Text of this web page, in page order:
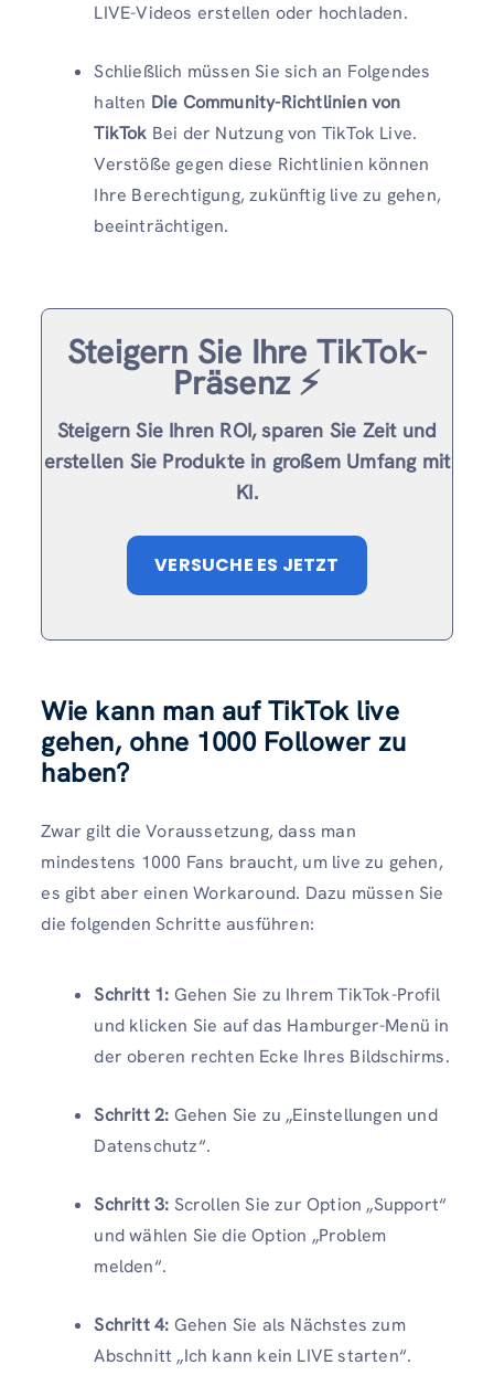
LIVE-Videos erstellen oder hochladen.
Schließlich müssen Sie sich an Folgendes
halten Die Community-Richtlinien von
TikTok Bei der Nutzung von TikTok Live.
Verstöße gegen diese Richtlinien können
Ihre Berechtigung, zukünftig live zu gehen,
beeinträchtigen.
Steigern Sie Ihre TikTok-
Präsenz ⚡️
Steigern Sie Ihren ROI, sparen Sie Zeit und
erstellen Sie Produkte in großem Umfang mit
KI.
VERSUCHE ES JETZT
Wie kann man auf TikTok live
gehen, ohne 1000 Follower zu
haben?
Zwar gilt die Voraussetzung, dass man
mindestens 1000 Fans braucht, um live zu gehen,
es gibt aber einen Workaround. Dazu müssen Sie
die folgenden Schritte ausführen:
Schritt 1: Gehen Sie zu Ihrem TikTok-Profil
und klicken Sie auf das Hamburger-Menü in
der oberen rechten Ecke Ihres Bildschirms.
Schritt 2: Gehen Sie zu „Einstellungen und
Datenschutz“.
Schritt 3: Scrollen Sie zur Option „Support“
und wählen Sie die Option „Problem
melden“.
Schritt 4: Gehen Sie als Nächstes zum
Abschnitt „Ich kann kein LIVE starten“.